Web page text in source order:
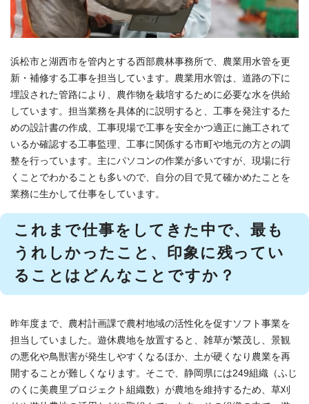
浜松市と湖西市を管内とする西部農林事務所で、農業用水管を更
新・補修する工事を担当しています。農業用水管は、道路の下に
埋設された管路により、農作物を栽培するために必要な水を供給
しています。担当業務を具体的に説明すると、工事を発注するた
めの設計書の作成、工事現場で工事を安全かつ適正に施工されて
いるか確認する工事監理、工事に関係する市町や地元の方との調
整を行っています。主にパソコンの作業が多いですが、現場に行
くことでわかることも多いので、自分の目で見て確かめたことを
業務に生かして仕事をしています。
これまで仕事をしてきた中で、最も
うれしかったこと、印象に残ってい
ることはどんなことですか？
昨年度まで、農村計画課で農村地域の活性化を促すソフト事業を
担当していました。遊休農地を放置すると、雑草が繁茂し、景観
の悪化や鳥獣害が発生しやすくなるほか、土が硬くなり農業を再
開することが難しくなります。そこで、静岡県には249組織（ふじ
のくに美農里プロジェクト組織数）が農地を維持するため、草刈